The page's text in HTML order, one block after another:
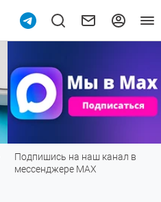
Подпишись на наш канал в
мессенджере МАХ